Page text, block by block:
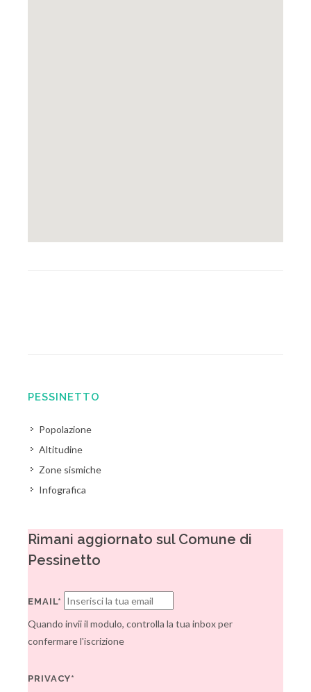
PESSINETTO
Popolazione
Altitudine
Zone sismiche
Infografica
Rimani aggiornato sul Comune di
Pessinetto
EMAIL*
Quando invii il modulo, controlla la tua inbox per
confermare l'iscrizione
PRIVACY*